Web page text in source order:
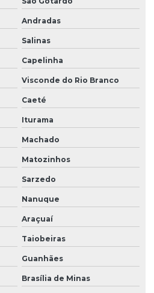
Andradas
Salinas
Capelinha
Visconde do Rio Branco
Caeté
Iturama
Machado
Matozinhos
Sarzedo
Nanuque
Araçuaí
Taiobeiras
Guanhães
Brasília de Minas